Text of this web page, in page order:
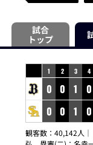
試合
トップ
1 2 3 4
0 0 1 0
0 0 1 0
観客数：40,142人